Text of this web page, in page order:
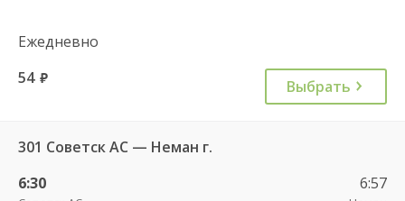
Ежедневно
54 руб. Выбрать
301 Советск АС — Неман г.
6:30
6:57